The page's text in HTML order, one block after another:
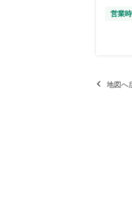
営業
地図へ